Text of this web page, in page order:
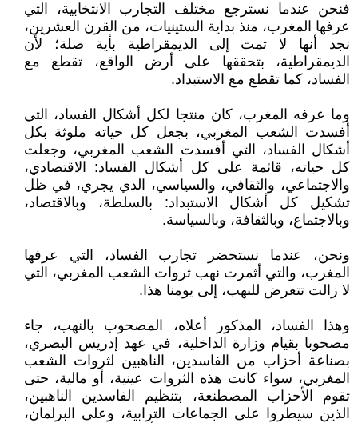
فنحن عندما نسترجع مختلف التجارب الانتخابية، التي
عرفها المغرب، منذ بداية الستينيات، من القرن العشرين،
نجد أنها لا تمت إلى الديمقراطية بأية صلة؛ لأن
الديمقراطية، بتحققها على أرض الواقع، تقطع مع
الفساد، كما تقطع مع الاستبداد.
وما عرفه المغرب، كان منتجا لكل أشكال الفساد، التي
أفسدت الشعب المغربي، بجعل كل حياته ملوثة بكل
أشكال الفساد، التي أفسدت الشعب المغربي، وجعلت
كل حياته، قائمة على كل أشكال الفساد: الاقتصادي،
والاجتماعي، والثقافي، والسياسي، الذي يجري، في ظل
تشكيل كل أشكال الاستبداد: بالسلطة، وبالاقتصاد،
وبالاجتماع، وبالثقافة، وبالسياسة.
ونحن، عندما نستحضر تجارب الفساد، التي عرفها
المغرب، والتي أثمرت نهب ثروات الشعب المغربي، التي
لا زالت تتعرض للنهب، إلى يومنا هذا.
وهذا الفساد، المذكور أعلاه، المصحوب بالنهب، جاء
مصحوبا بقيام وزارة الداخلية، في عهد إدريس البصري،
بصناعة أحزاب من الفاسدين، الناهبين لثروات الشعب
المغربي، سواء كانت هذه الثروات عينية، أو مالية، حتى
تقوم الأحزاب المصطنعة، بتنظيم الفاسدين الناهبين،
الذين سيطروا على الجماعات الترابية، وعلى البرلمان،